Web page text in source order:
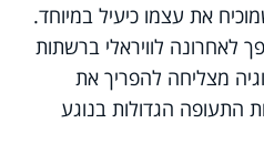
את עצמו כיעיל במיוחד.
לאחרונה לוויראלי ברשתות
מצליחה להפריך את
התעופה הגדולות בנוגע